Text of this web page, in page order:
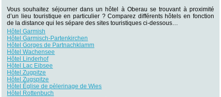
Vous souhaitez séjourner dans un hôtel à Oberau se trouvant à proximité
d’un lieu touristique en particulier ? Comparez différents hôtels en fonction
de la distance qui les sépare des sites touristiques ci-dessous…
Hôtel Garmish
Hôtel Garmisch-Partenkirchen
Hôtel Gorges de Partnachklamm
Hôtel Wachensee
Hôtel Linderhof
Hôtel Lac Eibsee
Hôtel Zugpitze
Hôtel Zugspitze
Hôtel Église de pèlerinage de Wies
Hôtel Rottenbuch